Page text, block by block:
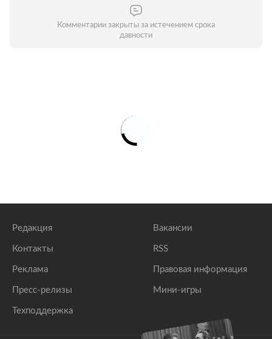
Комментарии закрыты за истечением срока
давности
Редакция
Контакты
Реклама
Пресс-релизы
Техподдержка
Вакансии
RSS
Правовая информация
Мини-игры